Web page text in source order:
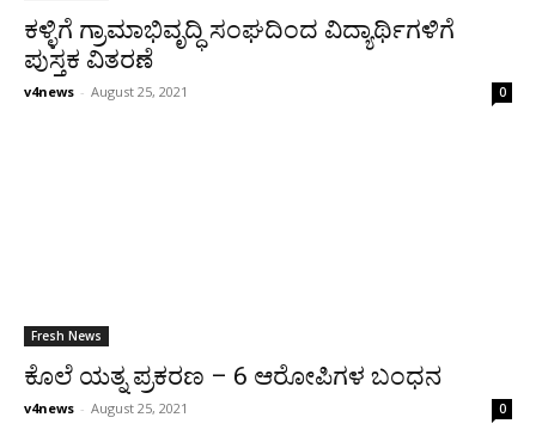
ಕಳ್ಳಿಗೆ ಗ್ರಾಮಾಭಿವೃದ್ಧಿ ಸಂಘದಿಂದ ವಿದ್ಯಾರ್ಥಿಗಳಿಗೆ
ಪುಸ್ತಕ ವಿತರಣೆ
v4news - August 25, 2021 0
Fresh News
ಕೊಲೆ ಯತ್ನ ಪ್ರಕರಣ – 6 ಆರೋಪಿಗಳ ಬಂಧನ
v4news - August 25, 2021 0